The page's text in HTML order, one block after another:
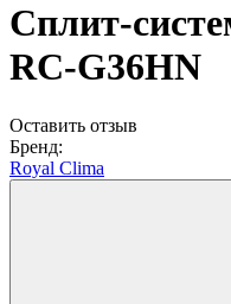
Сплит-
RC-G36HN
Оставить отзыв
Бренд:
Royal Clima